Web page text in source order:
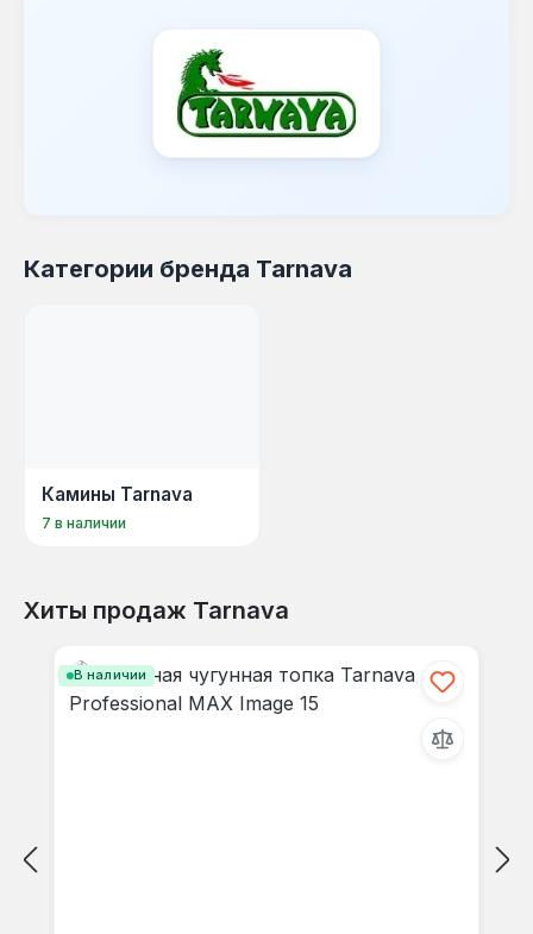
прочностью, что подтверждено
многочисленными наградами и
сертификатами.
Камины Tarnava идеально подходят для
Они могут быть интегрированы в интерьеры
Категории бренда Tarnava
Камины Tarnava
7 в наличии
Хиты продаж Tarnava
Пропустить галерею продуктов
В наличии